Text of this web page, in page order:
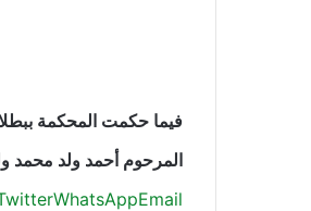
فيما حكمت المحكمة
المرحوم أحمد ولد محمد
WhatsAppEmail